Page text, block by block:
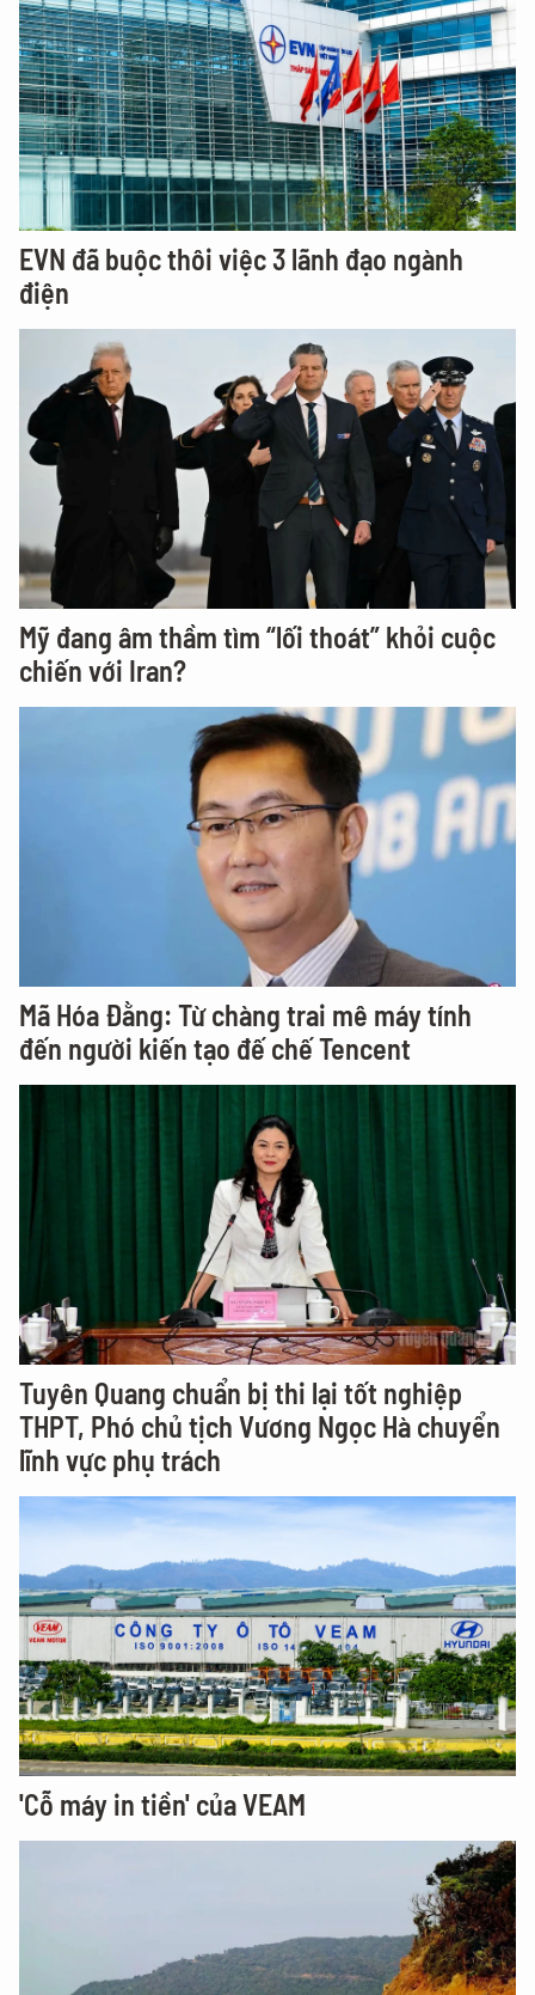
EVN đã buộc thôi việc 3 lãnh đạo ngành
điện
Mỹ đang âm thầm tìm “lối thoát” khỏi cuộc
chiến với Iran?
Mã Hóa Đằng: Từ chàng trai mê máy tính
đến người kiến tạo đế chế Tencent
Tuyên Quang chuẩn bị thi lại tốt nghiệp
THPT, Phó chủ tịch Vương Ngọc Hà chuyển
lĩnh vực phụ trách
'Cỗ máy in tiền' của VEAM